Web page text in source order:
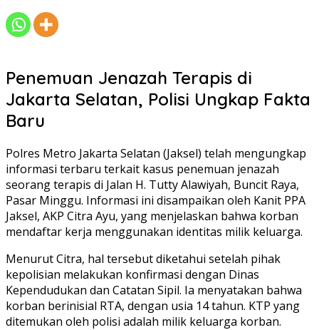
Penemuan Jenazah Terapis di
Jakarta Selatan, Polisi Ungkap Fakta
Baru
Polres Metro Jakarta Selatan (Jaksel) telah mengungkap
informasi terbaru terkait kasus penemuan jenazah
seorang terapis di Jalan H. Tutty Alawiyah, Buncit Raya,
Pasar Minggu. Informasi ini disampaikan oleh Kanit PPA
Jaksel, AKP Citra Ayu, yang menjelaskan bahwa korban
mendaftar kerja menggunakan identitas milik keluarga.
Menurut Citra, hal tersebut diketahui setelah pihak
kepolisian melakukan konfirmasi dengan Dinas
Kependudukan dan Catatan Sipil. Ia menyatakan bahwa
korban berinisial RTA, dengan usia 14 tahun. KTP yang
ditemukan oleh polisi adalah milik keluarga korban.